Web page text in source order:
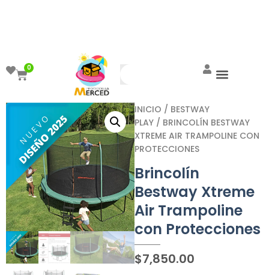
0
INICIO / BESTWAY
PLAY / BRINCOLÍN BESTWAY
XTREME AIR TRAMPOLINE CON
PROTECCIONES
Brincolín
Bestway Xtreme
Air Trampoline
con Protecciones
$7,850.00